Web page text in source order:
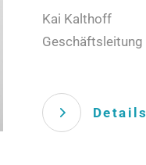
Kai Kalthoff
Geschäftsleitung
Details